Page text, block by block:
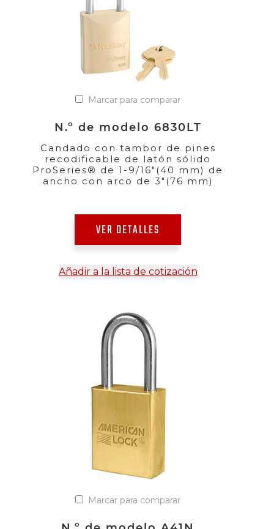
Marcar para comparar
N.º de modelo 6830LT
Candado con tambor de pines
recodificable de latón sólido
ProSeries® de 1-9/16"(40 mm) de
ancho con arco de 3"(76 mm)
VER DETALLES
Añadir a la lista de cotización
Marcar para comparar